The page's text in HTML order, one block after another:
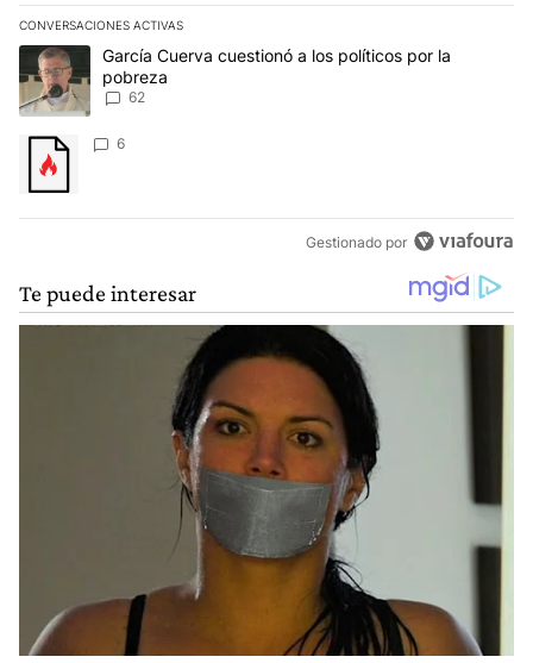
CONVERSACIONES ACTIVAS
Este listado muestra los artículos con más comentarios en los
Un artículo de tendencia con el título "García Cuerva cuestionó
García Cuerva cuestionó a los políticos por la
pobreza
62
Un artículo de tendencia con el título "" con 6 comentarios.
6
Gestionado por